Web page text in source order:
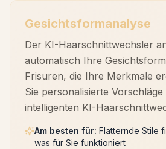
Gesichtsformanalyse
Der KI-Haarschnittwechsler
automatisch Ihre
Frisuren, die Ihre Merkmale
Sie personalisierte
intelligenten KI-
Am besten für: Flatternde Stile
was für Sie funktioniert